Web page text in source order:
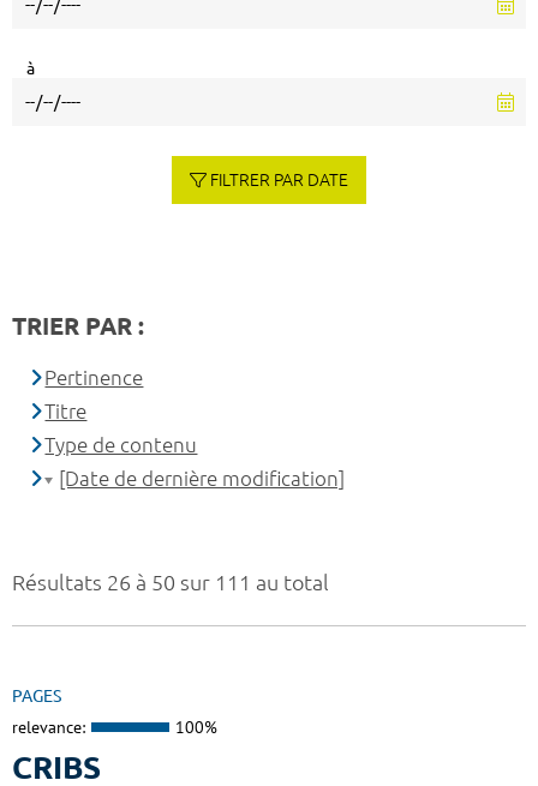
Résultats 26 à 50 sur 111 au total
PAGES
relevance: 100%
CRIBS
à
FILTRER PAR DATE
TRIER PAR :
Pertinence
Titre
Type de contenu
[Date de dernière modification]